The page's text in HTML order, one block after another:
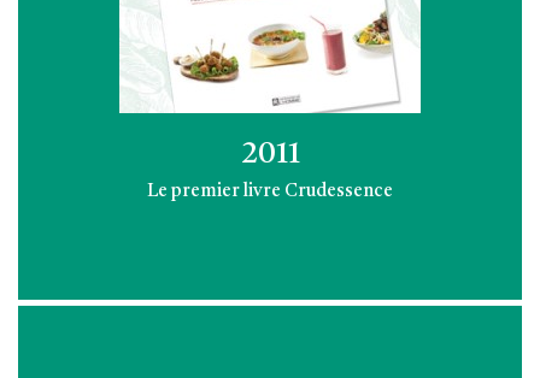
2011
Le premier livre Crudessence